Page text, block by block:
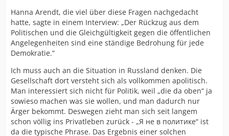
Hanna Arendt, die viel über diese Fragen nachgedacht
hatte, sagte in einem Interview: „Der Rückzug aus dem
Politischen und die Gleichgültigkeit gegen die öffentlichen
Angelegenheiten sind eine ständige Bedrohung für jede
Demokratie.“
Ich muss auch an die Situation in Russland denken. Die
Gesellschaft dort versteht sich als vollkommen apolitisch.
Man interessiert sich nicht für Politik, weil „die da oben“ ja
sowieso machen was sie wollen, und man dadurch nur
Ärger bekommt. Deswegen zieht man sich seit langem
schon völlig ins Privatleben zurück - „Я не в политике“ ist
da die typische Phrase. Das Ergebnis einer solchen